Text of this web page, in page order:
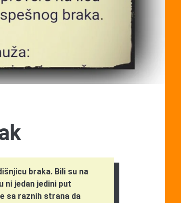
braka. Bili su na
ni jedan jedini put
sa raznih strana da